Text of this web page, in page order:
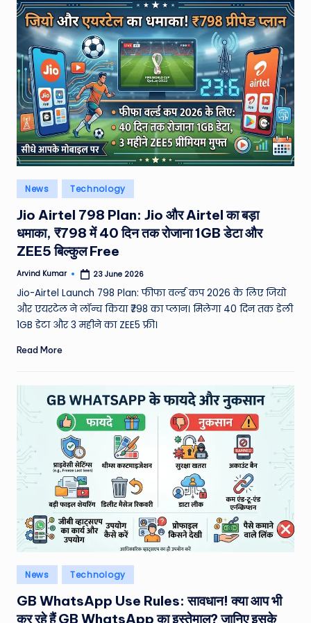
Posted
in
News Technology
Jio Airtel 798 Plan: Jio और Airtel का बड़ा
धमाका, ₹798 में 40 दिन तक रोजाना 1GB डेटा और
ZEE5 बिल्कुल Free
Posted
Arvind Kumar 23 June 2026
Jio-Airtel Launch 798 Plan: फीफा वर्ल्ड कप 2026 के लिए जियो
और एयरटेल ने लॉन्च किया ₹798 का प्लान। मिलेगा 40 दिन तक डेली
1GB डेटा और 3 महीने का ZEE5 फ्री।
Read More
Posted
in
News Technology
GB WhatsApp Use Rules: सावधान! क्या आप भी
कर रहे हैं GB WhatsApp का इस्तेमाल? जानिए इसके